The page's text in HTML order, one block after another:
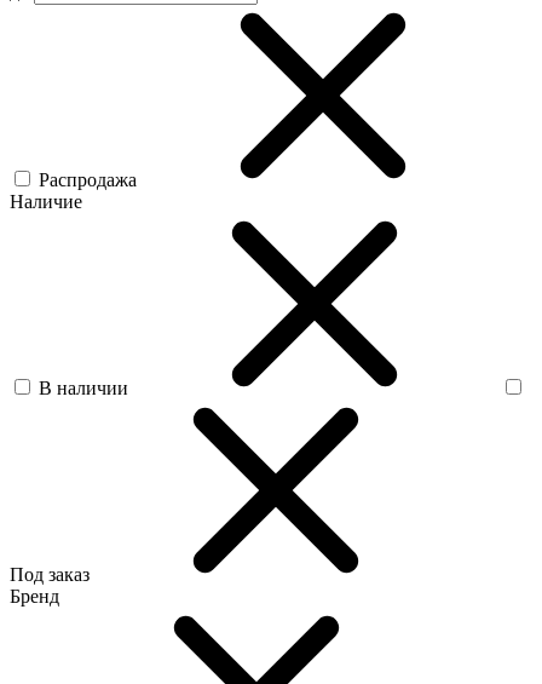
Распродажа
Наличие
В наличии
Под заказ
Бренд